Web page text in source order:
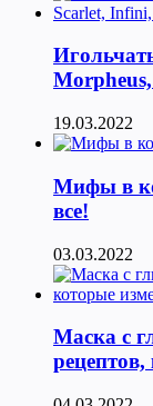
19.03.2022
Мифы в
все!
03.03.2022
Маска с